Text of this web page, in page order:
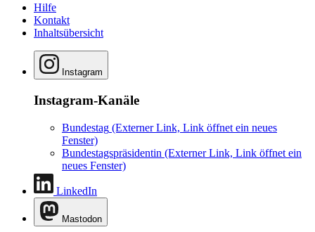
Hilfe
Kontakt
Inhaltsübersicht
Instagram
Instagram-Kanäle
Bundestag (Externer Link, Link öffnet ein neues
Fenster)
Bundestagspräsidentin (Externer Link, Link öffnet ein
neues Fenster)
LinkedIn
Mastodon